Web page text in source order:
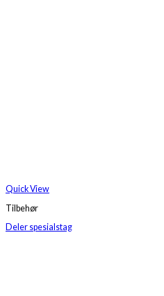
Quick View
Tilbehør
Deler spesialstag